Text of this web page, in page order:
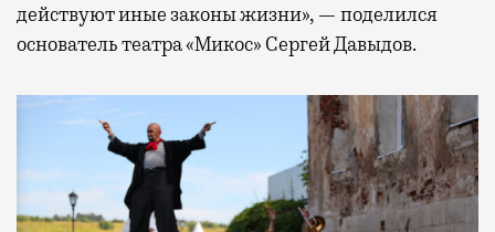
действуют иные законы жизни», — поделился
основатель театра «Микос» Сергей Давыдов.